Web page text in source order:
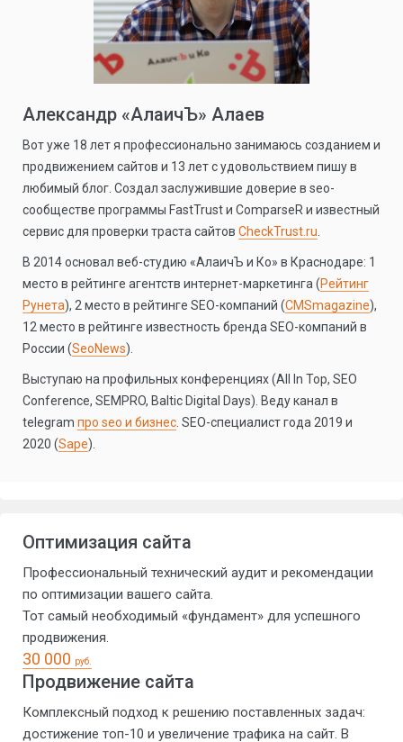
Александр «АлаичЪ» Алаев
Вот уже 18 лет я профессионально занимаюсь созданием и
продвижением сайтов и 13 лет с удовольствием пишу в
любимый блог. Создал заслужившие доверие в seo-
сообществе программы FastTrust и ComparseR и известный
сервис для проверки траста сайтов CheckTrust.ru
В 2014 основал веб-студию «АлаичЪ и Ко» в Краснодаре: 1
место в рейтинге агентств интернет-маркетинга (Рейтинг
Рунета), 2 место в рейтинге SEO-компаний (CMSmagazine),
12 место в рейтинге известность бренда SEO-компаний в
России (SeoNews).
Выступаю на профильных конференциях (All In Top, SEO
Conference, SEMPRO, Baltic Digital Days). Веду канал в
telegram про seo и бизнес . SEO-специалист года 2019 и
2020 (Sape).
Оптимизация сайта
Профессиональный технический аудит и рекомендации
по оптимизации вашего сайта.
Тот самый необходимый «фундамент» для успешного
продвижения.
30 000 руб.
Продвижение сайта
Комплексный подход к решению поставленных задач:
достижение топ-10 и увеличение трафика на сайт. В